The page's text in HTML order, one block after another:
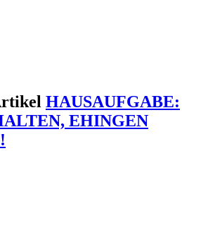
HAUSAUFGABE:
EHINGEN